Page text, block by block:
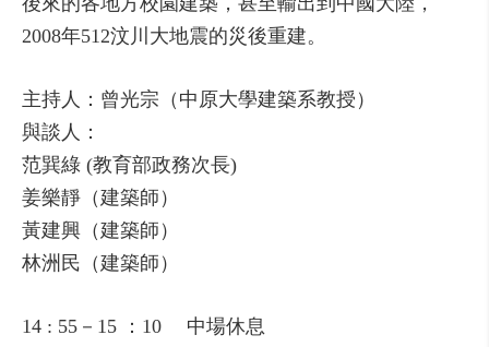
2008年512汶川大地震的災後重建。
主持人：曾光宗（中原大學建築系教授）
與談人：
范巽綠 (教育部政務次長)
姜樂靜（建築師）
黃建興（建築師）
林洲民（建築師）
14 : 55－15 ：10 中場休息